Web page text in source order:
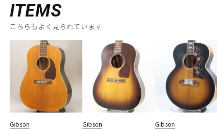
ITEMS
こちらもよく見られています
Gibson
Gibson
Gibson